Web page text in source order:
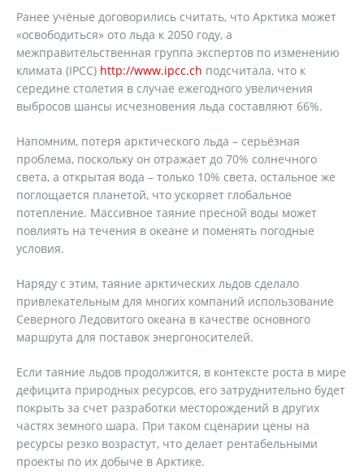
Ранее учёные договорились считать, что Арктика может
«освободиться» ото льда к 2050 году, а
межправительственная группа экспертов по изменению
климата (IPCC) http://www.ipcc.ch подсчитала, что к
середине столетия в случае ежегодного увеличения
выбросов шансы исчезновения льда составляют 66%.
Напомним, потеря арктического льда – серьёзная
проблема, поскольку он отражает до 70% солнечного
света, а открытая вода – только 10% света, остальное же
поглощается планетой, что ускоряет глобальное
потепление. Массивное таяние пресной воды может
повлиять на течения в океане и поменять погодные
условия.
Наряду с этим, таяние арктических льдов сделало
привлекательным для многих компаний использование
Северного Ледовитого океана в качестве основного
маршрута для поставок энергоносителей.
Если таяние льдов продолжится, в контексте роста в мире
дефицита природных ресурсов, его затруднительно будет
покрыть за счет разработки месторождений в других
частях земного шара. При таком сценарии цены на
ресурсы резко возрастут, что делает рентабельными
проекты по их добыче в Арктике.